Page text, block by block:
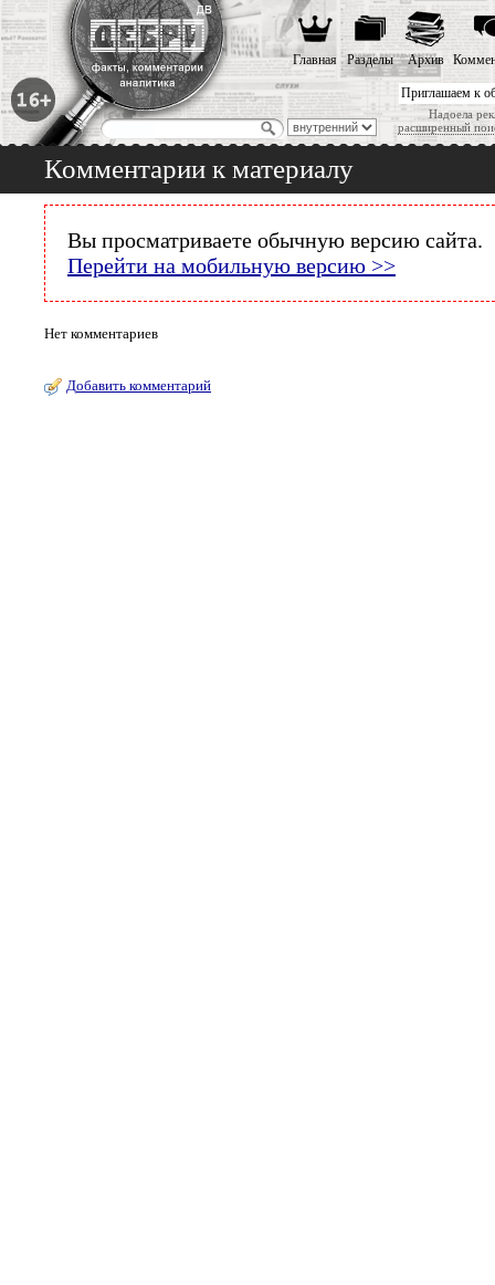
Приглашаем к
Надоела
расширенный
Главная Разделы Архив
Комментарии к материалу
Вы просматриваете обычную версию сайта.
Перейти на мобильную версию >>
Нет комментариев
Добавить комментарий